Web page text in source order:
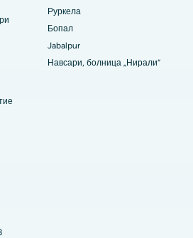
Суаргейт, Пуна
за жени с рак в Южен Делхи
Руркела
Бопал
Jabalpur
Навсари, болница „Нирали“